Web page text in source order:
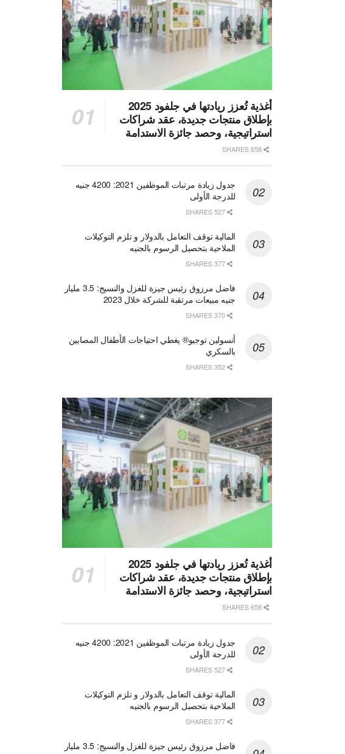
أغذية تُعزز ريادتها في جلفود 2025
بإطلاق منتجات جديدة، عقد شراكات
استراتيجية، وحصد جائزة الاستدامة
جدول زيادة مرتبات الموظفين 2021: 4200 جنيه
للدرجة الأولى
المالية توقف التعامل بالدولار و تلزم التوكيلات
الملاحية بتحصيل الرسوم بالجنيه
فاضل مرزوق رئيس جيزة للغزل والنسيج: 3.5 مليار
جنيه مبيعات مرتقبة للشركة خلال 2023
أنسولين توجيو® يغطي احتياجات الأطفال المصابين
بالسكري
أغذية تُعزز ريادتها في جلفود 2025
بإطلاق منتجات جديدة، عقد شراكات
استراتيجية، وحصد جائزة الاستدامة
جدول زيادة مرتبات الموظفين 2021: 4200 جنيه
للدرجة الأولى
المالية توقف التعامل بالدولار و تلزم التوكيلات
الملاحية بتحصيل الرسوم بالجنيه
فاضل مرزوق رئيس جيزة للغزل والنسيج: 3.5 مليار